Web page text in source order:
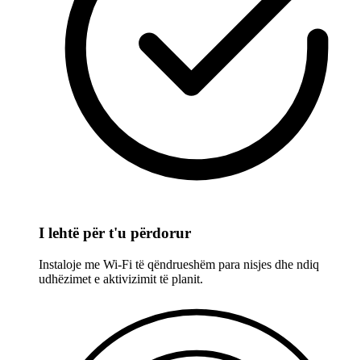
I lehtë për t'u përdorur
Instaloje me Wi-Fi të qëndrueshëm para nisjes dhe ndiq
udhëzimet e aktivizimit të planit.